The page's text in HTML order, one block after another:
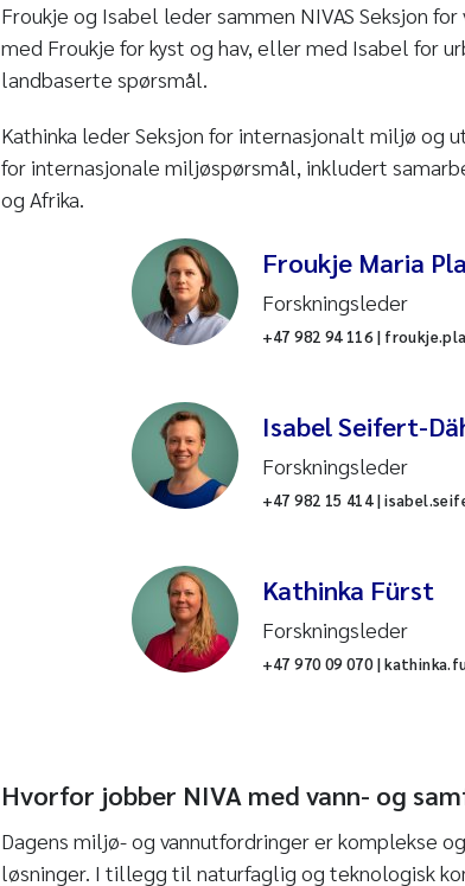
Froukje og Isabel leder sammen NIVAS Seksjon
med Froukje for kyst og hav, eller med Isabel for
landbaserte spørsmål.
Kathinka leder Seksjon for internasjonalt miljø og
for internasjonale miljøspørsmål, inkludert
og Afrika.
Froukje Maria
Forskningsleder
+47 982 94 116 |
Isabel Seifert-
Forskningsleder
+47 982 15 414 |
Kathinka Fürst
Forskningsleder
+47 970 09 070 |
Hvorfor jobber NIVA med vann- og
Dagens miljø- og vannutfordringer er komplekse
løsninger. I tillegg til naturfaglig og teknologisk